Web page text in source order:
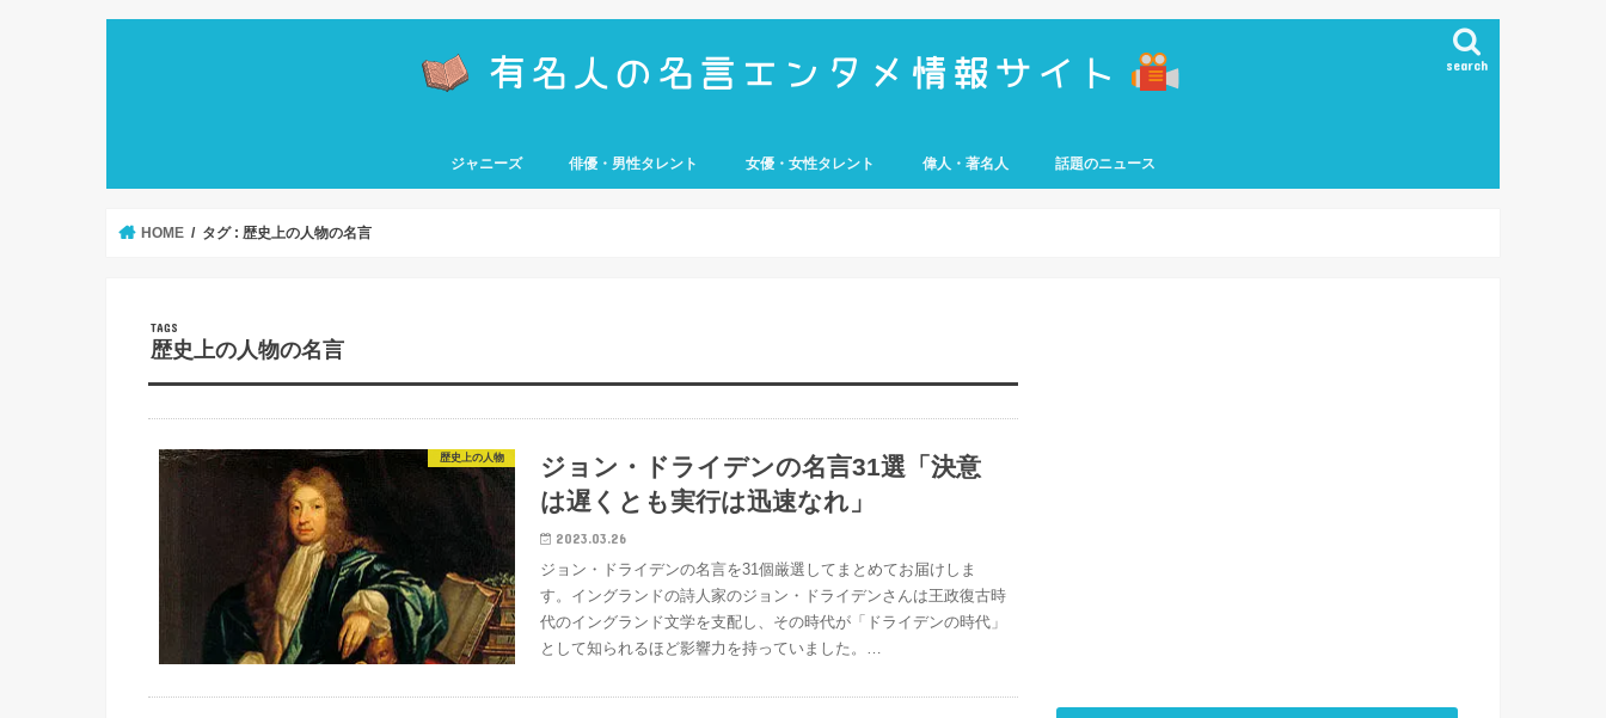
search
ジャニーズ 俳優・男性タレント 女優・女性タレント 偉人・著名人 話題のニュース
HOME タグ : 歴史上の人物の名言
歴史上の人物の名言
歴史上の人物
ジョン・ドライデンの名言31選「決意
は遅くとも実行は迅速なれ」
2023.03.26
ジョン・ドライデンの名言を31個厳選してまとめてお届けしま
す。イングランドの詩人家のジョン・ドライデンさんは王政復古時
代のイングランド文学を支配し、その時代が「ドライデンの時代」
として知られるほど影響力を持っていました。…